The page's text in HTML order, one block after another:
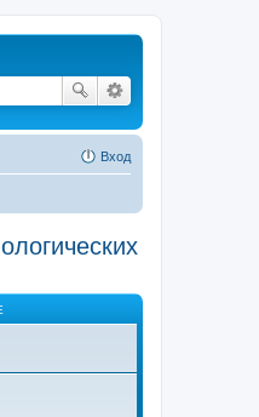
Вход